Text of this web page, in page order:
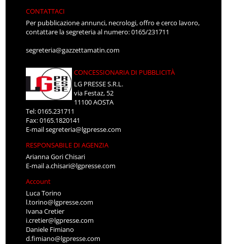
CONTATTACI
Per pubblicazione annunci, necrologi, offro e cerco lavoro,
contattare la segreteria al numero: 0165/231711
segreteria@gazzettamatin.com
CONCESSIONARIA DI PUBBLICITÀ
LG PRESSE S.R.L.
via Festaz, 52
11100 AOSTA
Tel: 0165.231711
Fax: 0165.1820141
E-mailsegreteria@lgpresse.com
RESPONSABILE DI AGENZIA
Arianna Gori Chisari
E-maila.chisari@lgpresse.com
Account
Luca Torino
l.torino@lgpresse.com
Ivana Cretier
i.cretier@lgpresse.com
Daniele Fimiano
d.fimiano@lgpresse.com